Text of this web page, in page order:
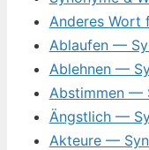
Anderes Wort
Ablaufen —
Ablehnen —
Abstimmen —
Ängstlich —
Akteure —